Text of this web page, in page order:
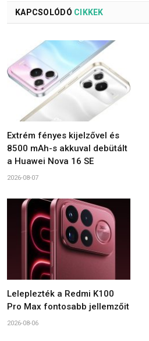
KAPCSOLÓDÓ CIKKEK
Extrém fényes kijelzővel és
8500 mAh-s akkuval debütált
a Huawei Nova 16 SE
2026-08-07
Leleplezték a Redmi K100
Pro Max fontosabb jellemzőit
2026-08-06